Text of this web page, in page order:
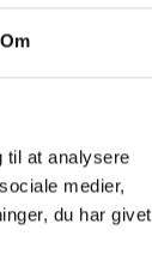
Om
til at analysere
medier,
du har givet